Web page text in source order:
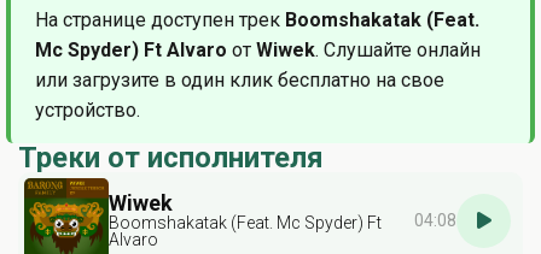
На странице доступен трек Boomshakatak (Feat.
Mc Spyder) Ft Alvaro от Wiwek. Слушайте онлайн
или загрузите в один клик бесплатно на свое
устройство.
Треки от исполнителя
Wiwek
Boomshakatak (Feat. Mc Spyder) Ft
Alvaro
04:08